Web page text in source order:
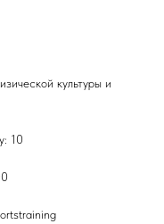
культуры и
10